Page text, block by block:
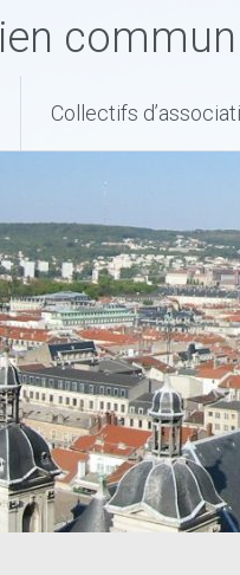
Collectifs